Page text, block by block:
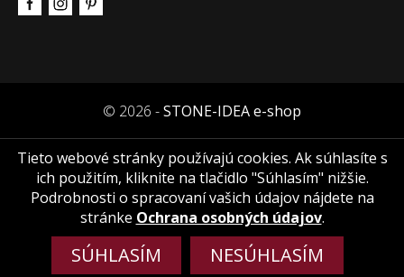
© 2026 -STONE-IDEA e-shop
Tieto webové stránky používajú cookies. Ak súhlasíte s
ich použitím, kliknite na tlačidlo "Súhlasím" nižšie.
Podrobnosti o spracovaní vašich údajov nájdete na
stránke Ochrana osobných údajov.